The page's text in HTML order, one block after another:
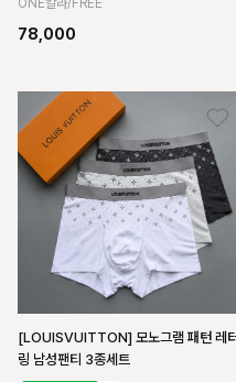
ONE칼라/FREE
78,000
[LOUISVUITTON] 모노그램 패턴 레터
링 남성팬티 3종세트